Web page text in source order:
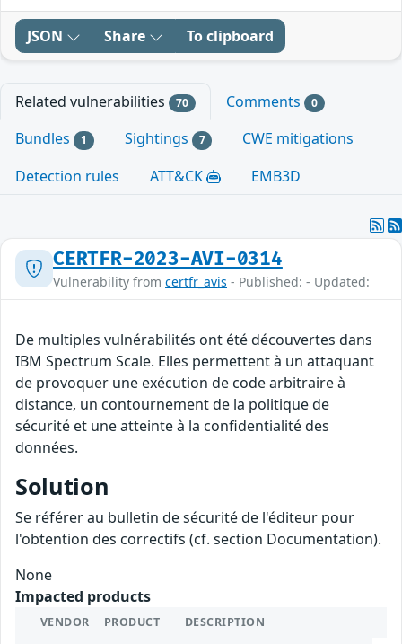
JSON Share To clipboard
Related vulnerabilities 70 Comments 0
Bundles 1 Sightings 7
CWE mitigations
Detection rules
ATT&CK EMB3D
CERTFR-2023-AVI-0314
Vulnerability from certfr_avis - Published: - Updated:
De multiples vulnérabilités ont été découvertes dans
IBM Spectrum Scale. Elles permettent à un attaquant
de provoquer une exécution de code arbitraire à
distance, un contournement de la politique de
sécurité et une atteinte à la confidentialité des
données.
Solution
Se référer au bulletin de sécurité de l'éditeur pour
l'obtention des correctifs (cf. section Documentation).
None
Impacted products
VENDOR PRODUCT DESCRIPTION